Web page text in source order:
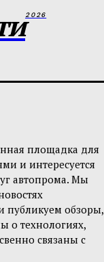
2026
площадка для
и интересуется
автопрома. Мы
публикуем обзоры,
о технологиях,
связаны с